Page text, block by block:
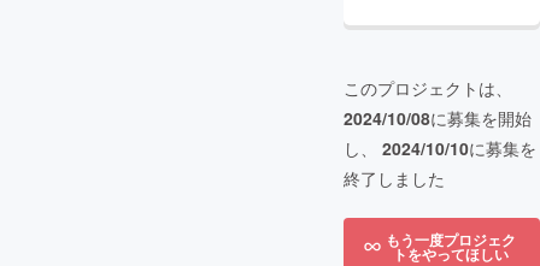
このプロジェクトは、
2024/10/08に募集を開始
し、 2024/10/10に募集を
終了しました
もう一度プロジェク
トをやってほしい